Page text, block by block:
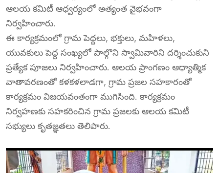
ఆలయ కమిటీ ఆధ్వర్యంలో అత్యంత వైభవంగా
నిర్వహించారు.
ఈ కార్యక్రమంలో గ్రామ పెద్దలు, భక్తులు, మహిళలు,
యువకులు పెద్ద సంఖ్యలో పాల్గొని స్వామివారిని దర్శించుకుని
ప్రత్యేక పూజలు నిర్వహించారు. ఆలయ ప్రాంగణం ఆధ్యాత్మిక
వాతావరణంతో కళకళలాడగా, గ్రామ ప్రజల సహకారంతో
కార్యక్రమం విజయవంతంగా ముగిసింది. కార్యక్రమం
నిర్వహణకు సహకరించిన గ్రామ ప్రజలకు ఆలయ కమిటీ
సభ్యులు కృతజ్ఞతలు తెలిపారు.